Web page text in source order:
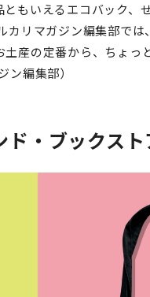
もいえるエコバック、
リマガジン編集部では
産の定番から、ちょっ
編集部）
・ブックスト